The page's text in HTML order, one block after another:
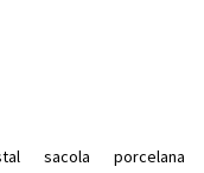
sacola porcelana